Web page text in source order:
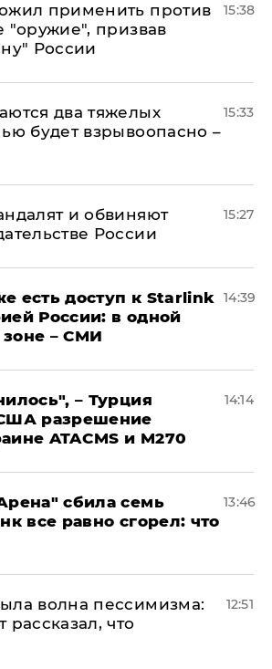
применить против
"оружие", призвав
России
15:38
два тяжелых
будет взрывоопасно –
15:33
и обвиняют
России
15:27
есть доступ к Starlink
России: в одной
– СМИ
14:39
– Турция
разрешение
ATACMS и M270
14:14
сбила семь
все равно сгорел: что
13:46
волна пессимизма:
рассказал, что
12:51